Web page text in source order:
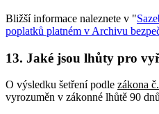
Bližší informace naleznete v "
poplatků platném v Archivu
13. Jaké jsou lhůty pro
O výsledku šetření podle zákona
vyrozuměn v zákonné lhůtě 90